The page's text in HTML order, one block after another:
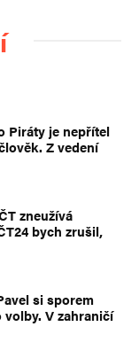
Piráty je nepřítel
Z vedení
zneužívá
bych zrušil,
si sporem
V zahraničí